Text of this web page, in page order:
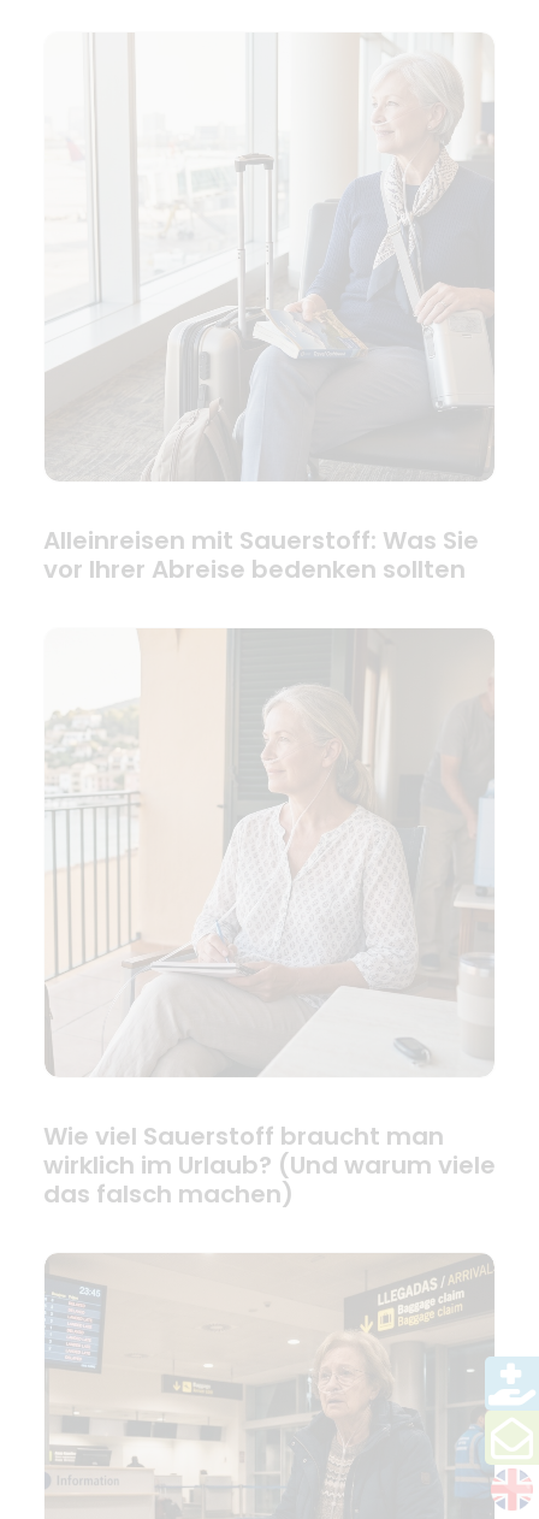
Alleinreisen mit Sauerstoff: Was Sie
vor Ihrer Abreise bedenken sollten
Wie viel Sauerstoff braucht man
wirklich im Urlaub? (Und warum viele
das falsch machen)